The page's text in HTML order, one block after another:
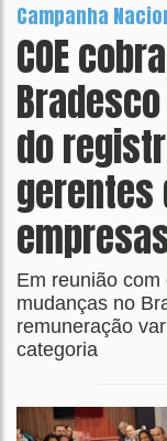
Campanha
COE
do
gerentes
Em reunião
mudanças no
remuneração
categoria